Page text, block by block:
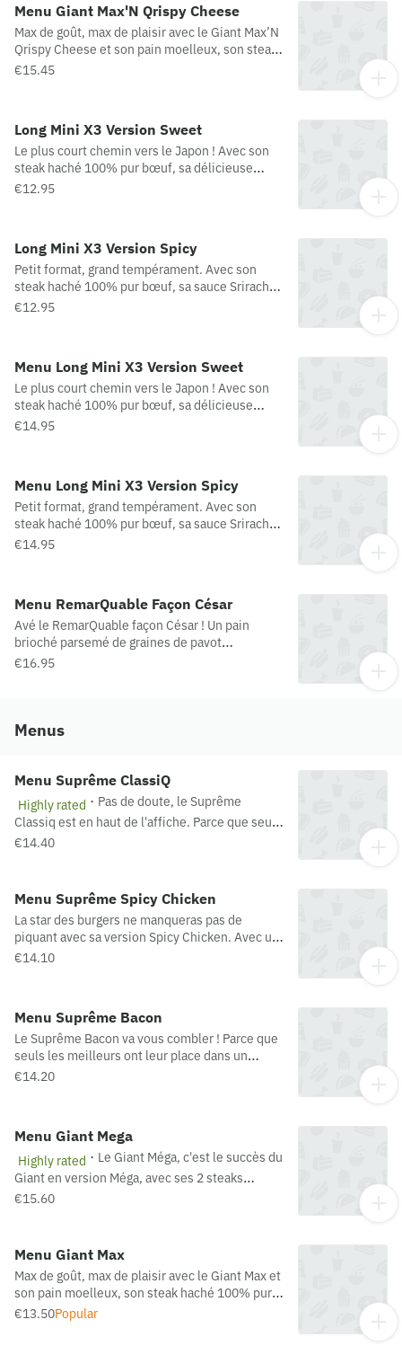
fondant au cœur, croustillant à l’extérieur !
(Origine viande bovine : France)
Menu Giant Max'N Qrispy Cheese
Max de goût, max de plaisir avec le Giant Max’N
Qrispy Cheese et son pain moelleux, son steak
haché 100% pur bœuf, sa sauce Giant iconique,
l’extérieur ! (Origine viande bovine possible :
France/Espagne/Pologne) Qrispy Cheese =
palet de fromage fondant dans un enrobage
croustillant
€15.45
Long Mini X3 Version Sweet
Le plus court chemin vers le Japon ! Avec son
steak haché 100% pur bœuf, sa délicieuse
sauce Teriyaki, ses oignons frits et sa salade
€12.95
Long Mini X3 Version Spicy
Petit format, grand tempérament. Avec son
steak haché 100% pur bœuf, sa sauce Sriracha,
ses oignons frits et sa salade iceberg, le Long
€12.95
Menu Long Mini X3 Version Sweet
Le plus court chemin vers le Japon ! Avec son
steak haché 100% pur bœuf, sa délicieuse
sauce Teriyaki, ses oignons frits et sa salade
€14.95
Menu Long Mini X3 Version Spicy
Petit format, grand tempérament. Avec son
steak haché 100% pur bœuf, sa sauce Sriracha,
ses oignons frits et sa salade iceberg, le Long
€14.95
Menu RemarQuable Façon César
Avé le RemarQuable façon César ! Un pain
brioché parsemé de graines de pavot
accompagné d’un savoureux filet de poulet
italien avec pour sublimer le tout, une sauce
€16.95
Menus
Menu Suprême ClassiQ
Highly rated · Pas de doute, le Suprême
Classiq est en haut de l'affiche. Parce que seuls
les meilleurs ont leur place dans un Suprême,
France)
€14.40
Menu Suprême Spicy Chicken
La star des burgers ne manqueras pas de
piquant avec sa version Spicy Chicken. Avec un
bon pain parsemé de céréales, sa spécialité
€14.10
Menu Suprême Bacon
Le Suprême Bacon va vous combler ! Parce que
seuls les meilleurs ont leur place dans un
Suprême, les ingrédients les plus convoités
€14.20
Menu Giant Mega
Highly rated · Le Giant Méga, c'est le succès du
Giant en version Méga, avec ses 2 steaks
hachés beaucoup plus épais, et sa fameuse
France / Pologne)
€15.60
Menu Giant Max
Max de goût, max de plaisir avec le Giant Max et
son pain moelleux, son steak haché 100% pur
bœuf, sa sauce Giant iconique, sa tranche de
€13.50Popular